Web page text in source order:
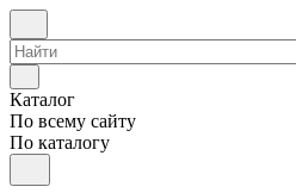
Каталог
По всему сайту
По каталогу